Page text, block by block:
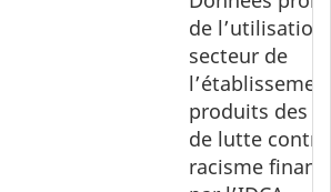
de l’utilisation
secteur de
produits des
de lutte
racisme